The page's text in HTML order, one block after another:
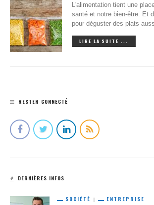
L'alimentation tient une
santé et notre bien-être. Et
pour déguster des plats
LIRE LA SUITE ...
RESTER CONNECTÉ
DERNIÈRES INFOS
SOCIÉTÉ ENTREPRISE